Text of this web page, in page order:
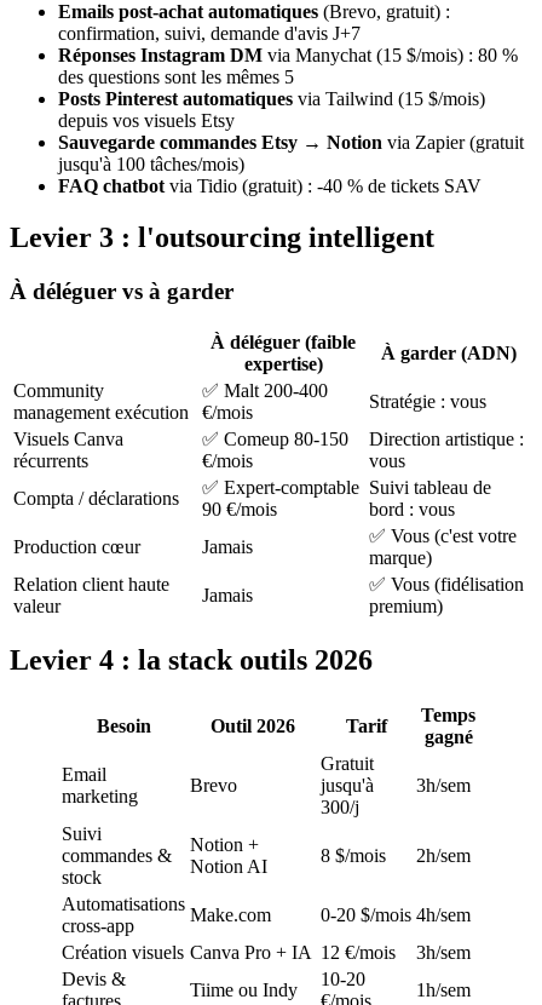
Emails post-achat automatiques (Brevo, gratuit) :
confirmation, suivi, demande d'avis J+7
Réponses Instagram DM via Manychat (15 $/mois) : 80 %
des questions sont les mêmes 5
Posts Pinterest automatiques via Tailwind (15 $/mois)
depuis vos visuels Etsy
Sauvegarde commandes Etsy → Notion via Zapier (gratuit
jusqu'à 100 tâches/mois)
FAQ chatbot via Tidio (gratuit) : -40 % de tickets SAV
Levier 3 : l'outsourcing intelligent
À déléguer vs à garder
À déléguer (faible
expertise)
À garder (ADN)
Community
management exécution
✅ Malt 200-400
€/mois
Stratégie : vous
Visuels Canva
récurrents
✅ Comeup 80-150
€/mois
Direction artistique :
vous
Compta / déclarations
✅ Expert-comptable
90 €/mois
Suivi tableau de
bord : vous
Production cœur
Jamais
✅ Vous (c'est votre
marque)
Relation client haute
valeur
Jamais
✅ Vous (fidélisation
premium)
Levier 4 : la stack outils 2026
Besoin Outil 2026 Tarif
Temps
gagné
Email
marketing
Brevo
Gratuit
jusqu'à
300/j
3h/sem
Suivi
commandes &
stock
Notion +
Notion AI
8 $/mois 2h/sem
Automatisations
cross-app
Make.com 0-20 $/mois 4h/sem
Création visuels Canva Pro + IA 12 €/mois
3h/sem
Devis &
Tiime ou Indy
10-20
1h/sem